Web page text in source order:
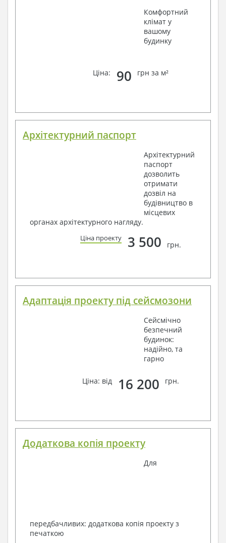
Комфортний
клімат у
вашому
будинку
Ціна: 90 грн за м²
Архітектурний паспорт
Архітектурний
паспорт
дозволить
отримати
дозвіл на
будівництво в
місцевих
органах архітектурного нагляду.
Ціна проекту 3 500 грн.
Адаптація проекту під сейсмозони
Сейсмічно
безпечний
будинок:
надійно, та
гарно
Ціна: від 16 200 грн.
Додаткова копія проекту
Для
передбачливих: додаткова копія проекту з
печаткою